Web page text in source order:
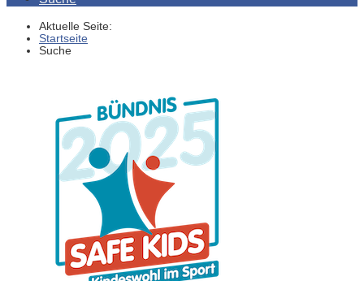
Aktuelle Seite:
Startseite
Suche